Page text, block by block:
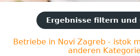
Ergebnisse filtern und
Betriebe in Novi Zagreb - istok
anderen